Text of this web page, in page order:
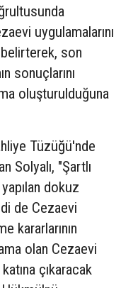
uygulamalarını
son
sonuçlarını
oluşturulduğuna
Tüzüğü'nde
Solyalı, "Şartlı
dokuz
de Cezaevi
kararlarının
olan Cezaevi
çıkaracak